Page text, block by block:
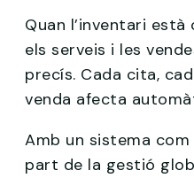
Quan l’inventari
els serveis i les
precís. Cada cita,
venda afecta
Amb un sistema com
part de la gestió